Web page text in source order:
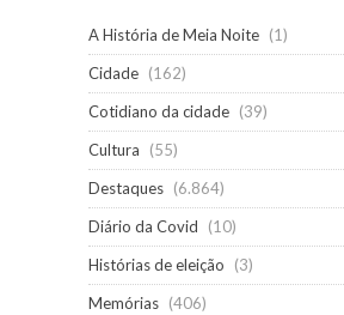
A História de Meia Noite (1)
Cidade (162)
Cotidiano da cidade (39)
Cultura
(55)
Destaques (6.864)
Diário da Covid
(10)
Histórias de eleição
(3)
Memórias (406)